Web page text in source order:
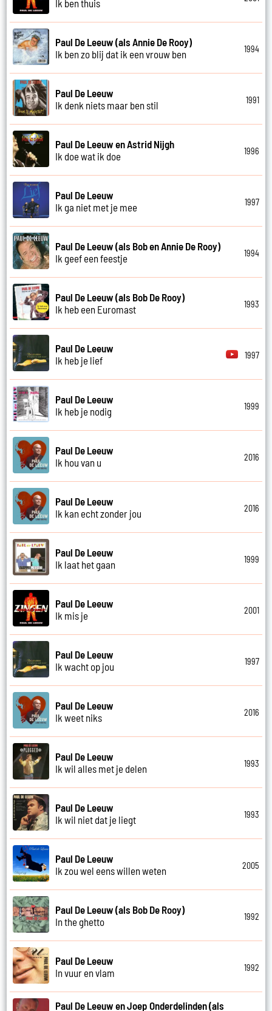
Ik ben thuis
Paul De Leeuw (als Annie De Rooy)
Ik ben zo blij dat ik een vrouw ben
1994
Paul De Leeuw
Ik denk niets maar ben stil
1991
Paul De Leeuw en Astrid Nijgh
Ik doe wat ik doe
1996
Paul De Leeuw
Ik ga niet met je mee
1997
Paul De Leeuw (als Bob en Annie De Rooy)
Ik geef een feestje
1994
Paul De Leeuw (als Bob De Rooy)
Ik heb een Euromast
1993
Paul De Leeuw
Ik heb je lief
1997
Paul De Leeuw
Ik heb je nodig
1999
Paul De Leeuw
Ik hou van u
2016
Paul De Leeuw
Ik kan echt zonder jou
2016
Paul De Leeuw
Ik laat het gaan
1999
Paul De Leeuw
Ik mis je
2001
Paul De Leeuw
Ik wacht op jou
1997
Paul De Leeuw
Ik weet niks
2016
Paul De Leeuw
Ik wil alles met je delen
1993
Paul De Leeuw
Ik wil niet dat je liegt
1993
Paul De Leeuw
Ik zou wel eens willen weten
2005
Paul De Leeuw (als Bob De Rooy)
In the ghetto
1992
Paul De Leeuw
In vuur en vlam
1992
Paul De Leeuw en Joep Onderdelinden (als